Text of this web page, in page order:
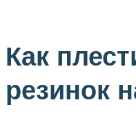
Как
резинок